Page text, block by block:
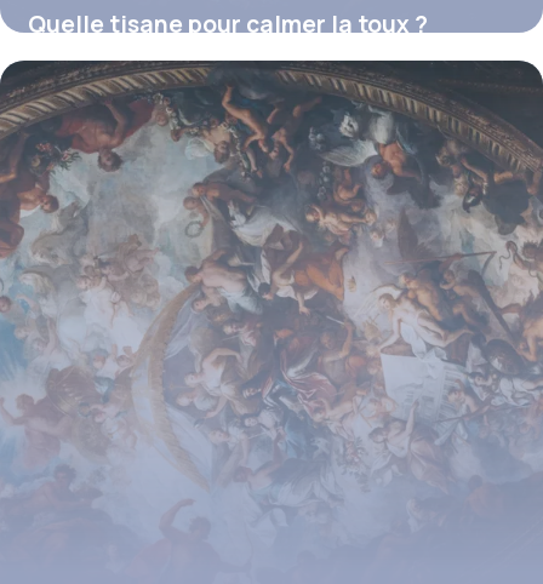
Quelle tisane pour calmer la toux ?
16 juillet 2026